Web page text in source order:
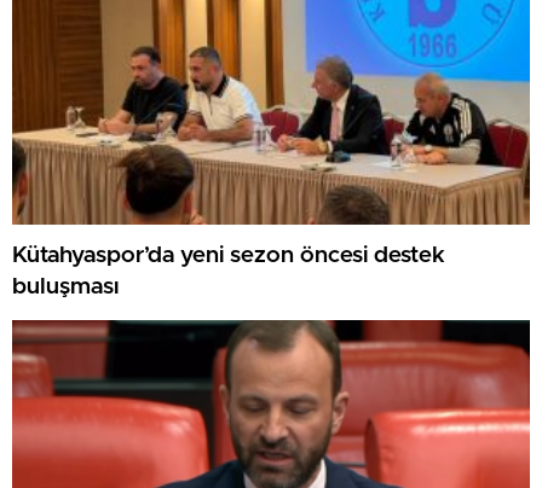
Kütahyaspor’da yeni sezon öncesi destek
buluşması